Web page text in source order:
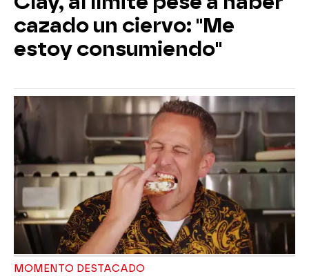
cazado un ciervo: "Me
estoy consumiendo"
MOMENTO DESTACADO